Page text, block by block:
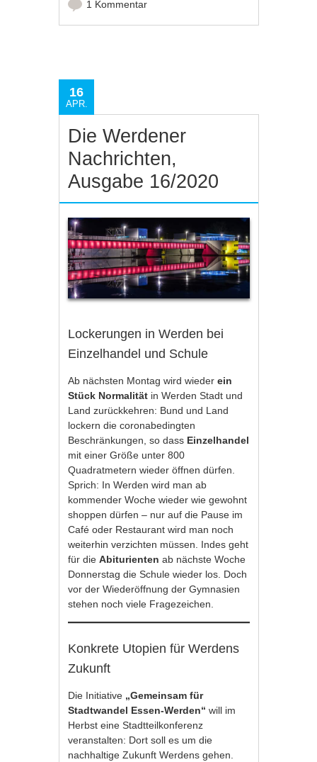
1 Kommentar
16
APR.
Die Werdener
Nachrichten,
Ausgabe 16/2020
Lockerungen in Werden bei
Einzelhandel und Schule
Ab nächsten Montag wird wiederein
Stück Normalität in Werden Stadt und
Land zurückkehren: Bund und Land
lockern die coronabedingten
Beschränkungen, so dass Einzelhandel
mit einer Größe unter 800
Quadratmetern wieder öffnen dürfen.
Sprich: In Werden wird man ab
kommender Woche wieder wie gewohnt
shoppen dürfen – nur auf die Pause im
Café oder Restaurant wird man noch
weiterhin verzichten müssen. Indes geht
für dieAbiturientenab nächste Woche
Donnerstag die Schule wieder los. Doch
vor der Wiederöffnung der Gymnasien
stehen noch viele Fragezeichen.
Konkrete Utopien für Werdens
Zukunft
Die Initiative „Gemeinsam für
Stadtwandel Essen-Werden“will im
Herbst eine Stadtteilkonferenz
veranstalten: Dort soll es um die
nachhaltige Zukunft Werdens gehen.